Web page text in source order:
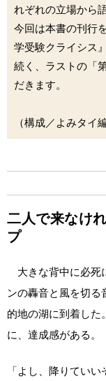
れぞれの立場から
今回は本書の刊行
学受験クライシス』
続く、ラストの「
だきます。
（構成／よみタイ
二人で来なけ
プ
大きな背中に必死
ンの轟音と風を切る
的地の湖に到着した
に、達成感がある。
「よし、降りていい